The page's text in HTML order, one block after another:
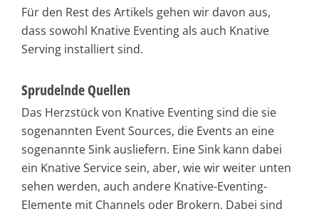
Für den Rest des Artikels gehen wir davon aus,
dass sowohl Knative Eventing als auch Knative
Serving installiert sind.
Sprudelnde Quellen
Das Herzstück von Knative Eventing sind die sie
sogenannten Event Sources, die Events an eine
sogenannte Sink ausliefern. Eine Sink kann dabei
ein Knative Service sein, aber, wie wir weiter unten
sehen werden, auch andere Knative-Eventing-
Elemente mit Channels oder Brokern. Dabei sind